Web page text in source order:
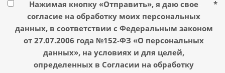
Нажимая кнопку «Отправить», я даю свое
согласие на обработку моих персональных
данных, в соответствии с Федеральным законом
от 27.07.2006 года №152-ФЗ «О персональных
данных», на условиях и для целей,
определенных в Согласии на обработку
*